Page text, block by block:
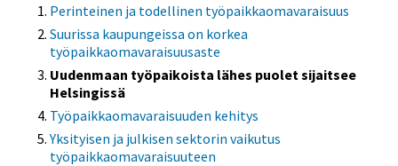
Perinteinen ja todellinen työpaikkaomavaraisuus
Suurissa kaupungeissa on korkea
työpaikkaomavaraisuusaste
Uudenmaan työpaikoista lähes puolet sijaitsee
Helsingissä
Työpaikkaomavaraisuuden kehitys
Yksityisen ja julkisen sektorin vaikutus
työpaikkaomavaraisuuteen